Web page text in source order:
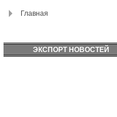
Главная
ЭКСПОРТ НОВОСТЕЙ